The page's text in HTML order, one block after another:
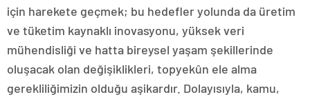
için harekete geçmek; bu hedefler yolunda da üretim
ve tüketim kaynaklı inovasyonu, yüksek veri
mühendisliği ve hatta bireysel yaşam şekillerinde
oluşacak olan değişiklikleri, topyekûn ele alma
gerekliliğimizin olduğu aşikardır. Dolayısıyla, kamu,